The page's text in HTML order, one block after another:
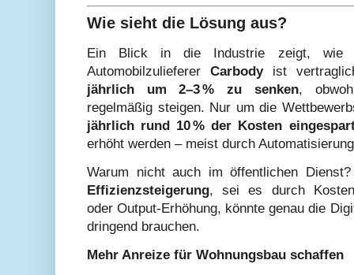
Wie sieht die Lösung aus?
Ein Blick in die Industrie zeigt, wie
Automobilzulieferer Carbodyist
jährlich um 2–3 % zu senken,
regelmäßig steigen. Nur um die
jährlich rund 10 % der Kosten
erhöht werden – meist durch
Warum nicht auch im öffentlichen
Effizienzsteigerung, sei es durch
oder Output-Erhöhung, könnte genau die
dringend brauchen.
Mehr Anreize für Wohnungsbau schaffen